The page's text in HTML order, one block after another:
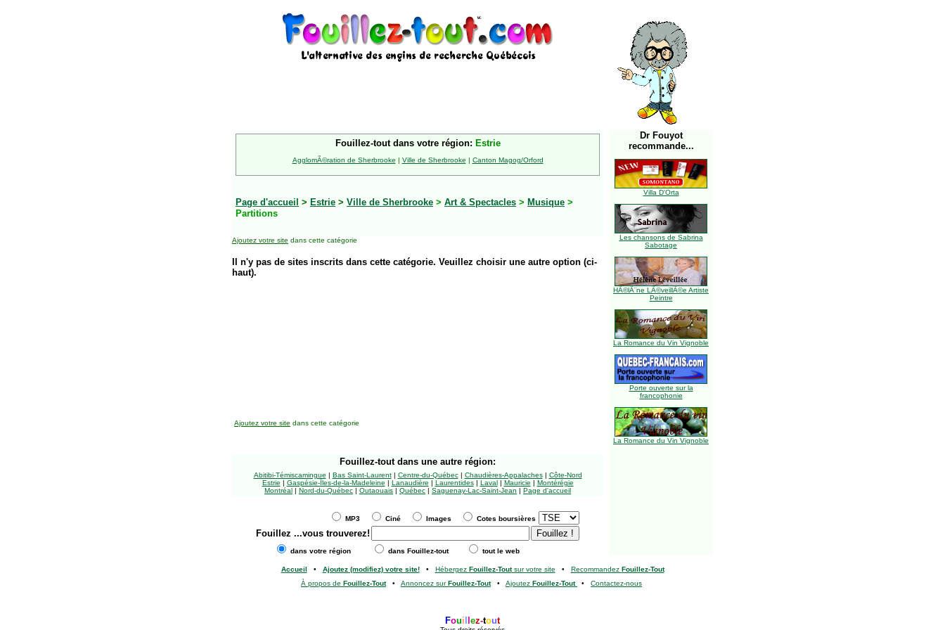
Fouillez-tout dans votre région: Estrie
AgglomÃ©ration de Sherbrooke | Ville de Sherbrooke | Canton Magog/Orford
Page d'accueil > Estrie > Ville de Sherbrooke > Art & Spectacles > Musique >
Partitions
Ajoutez votre site dans cette catégorie
Il n'y pas de sites inscrits dans cette catégorie. Veuillez choisir une autre option (ci-
haut).
Dr Fouyot
recommande...
Villa D'Orta
Les chansons de Sabrina
Sabotage
HÃ©lÃ¨ne LÃ©veillÃ©e Artiste
Peintre
La Romance du Vin Vignoble
Porte ouverte sur la
francophonie
La Romance du Vin Vignoble
Ajoutez votre site dans cette catégorie
Fouillez-tout dans une autre région:
Abitibi-Témiscamingue | Bas Saint-Laurent| Centre-du-Québec| Chaudières-Appalaches| Côte-Nord
Estrie | Gaspésie-Îles-de-la-Madeleine | Lanaudière | Laurentides| Laval| Mauricie | Montérégie
Montréal | Nord-du-Québec | Outaouais | Québec | Saguenay-Lac-Saint-Jean | Page d'accueil
MP3 Ciné Images Cotes boursières
Fouillez ...vous trouverez!
dans votre région dans Fouillez-tout tout le web
Accueil • Ajoutez (modifiez) votre site!• Hébergez Fouillez-Toutsur votre site • Recommandez Fouillez-Tout
À propos de Fouillez-Tout• Annoncez surFouillez-Tout• Ajoutez Fouillez-Tout • Contactez-nous
Foui ez-tout